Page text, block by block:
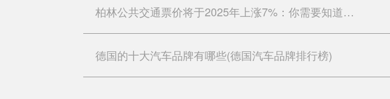
柏林公共交通票价将于2025年上涨7%：你需要知道的内容
德国的十大汽车品牌有哪些(德国汽车品牌排行榜)